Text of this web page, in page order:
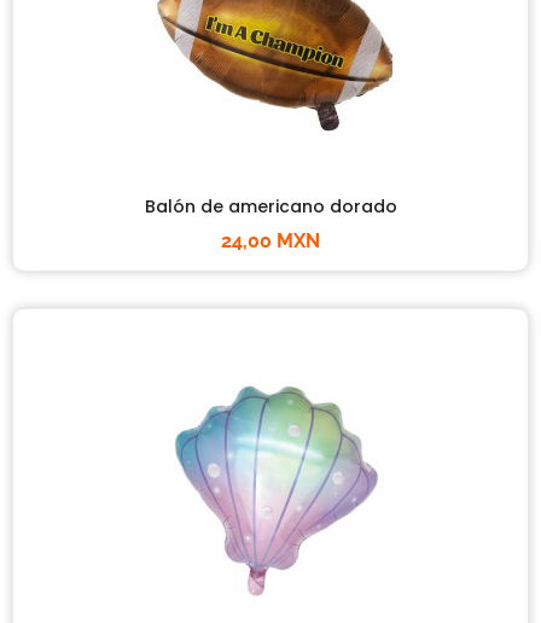
Balón de americano dorado
24,00 MXN